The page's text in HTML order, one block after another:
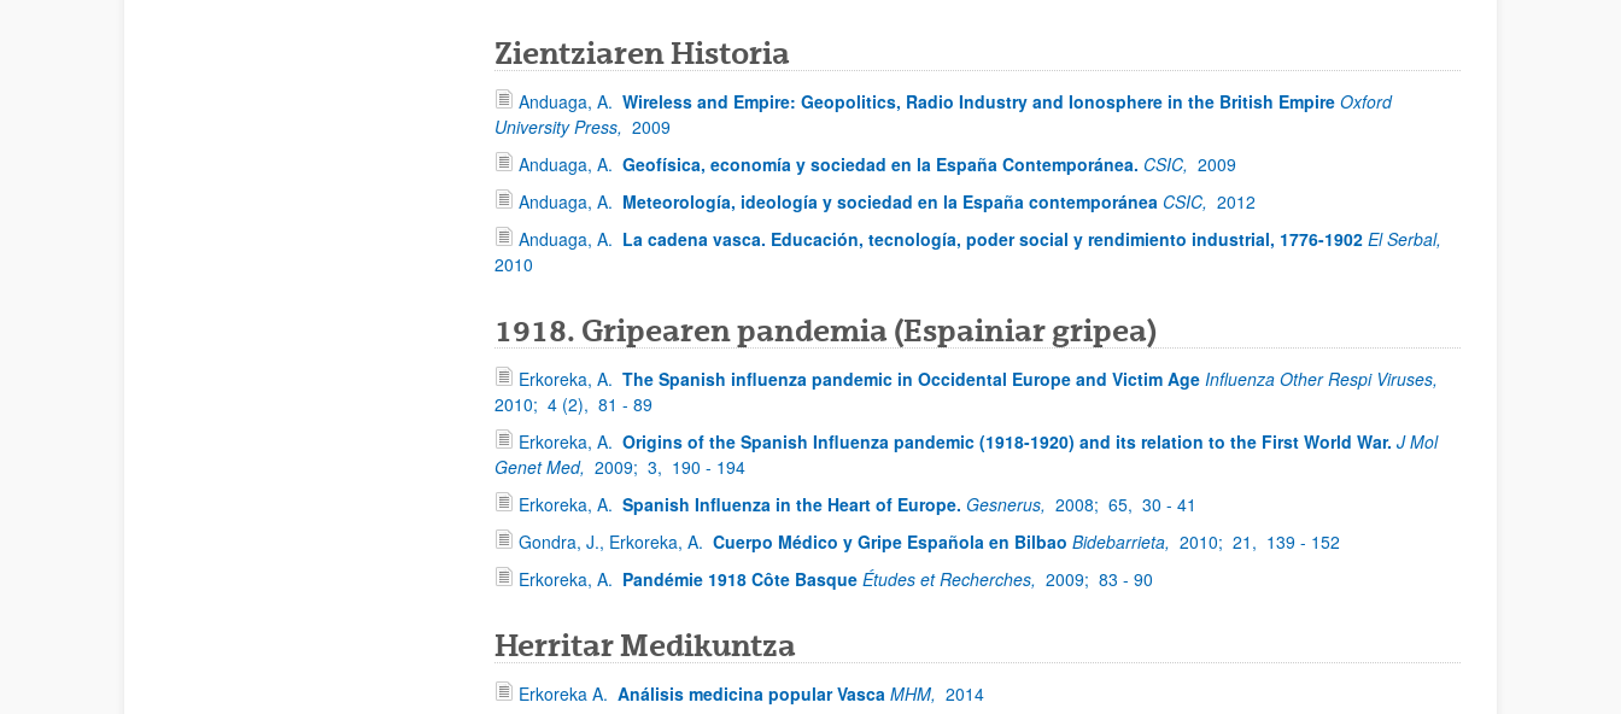
Zientziaren Historia
Anduaga, A. Wireless and Empire: Geopolitics, Radio Industry and Ionosphere in the British Empire Oxford
University Press, 2009
Anduaga, A. Geofísica, economía y sociedad en la España Contemporánea. CSIC, 2009
Anduaga, A. Meteorología, ideología y sociedad en la España contemporánea CSIC, 2012
Anduaga, A. La cadena vasca. Educación, tecnología, poder social y rendimiento industrial, 1776-1902 El Serbal,
2010
1918. Gripearen pandemia (Espainiar gripea)
Erkoreka, A. The Spanish influenza pandemic in Occidental Europe and Victim Age Influenza Other Respi Viruses,
2010; 4 (2), 81 - 89
Erkoreka, A. Origins of the Spanish Influenza pandemic (1918-1920) and its relation to the First World War. J Mol
Genet Med, 2009; 3, 190 - 194
Erkoreka, A. Spanish Influenza in the Heart of Europe. Gesnerus, 2008; 65, 30 - 41
Gondra, J., Erkoreka, A. Cuerpo Médico y Gripe Española en Bilbao Bidebarrieta, 2010; 21, 139 - 152
Erkoreka, A. Pandémie 1918 Côte Basque Études et Recherches, 2009; 83 - 90
Herritar Medikuntza
Erkoreka A. Análisis medicina popular Vasca MHM, 2014